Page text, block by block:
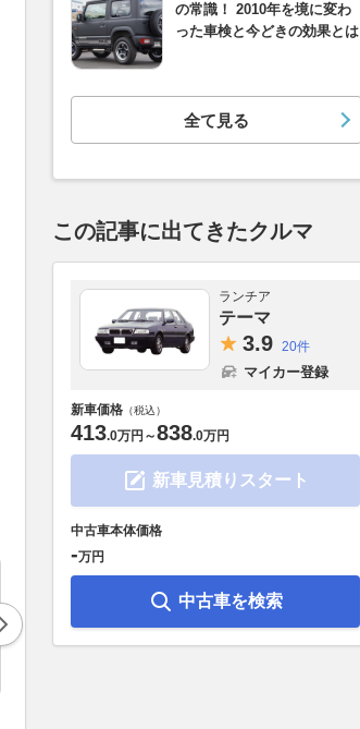
の常識！ 2010年を境に変わ
った車検と今どきの効果とは
全て見る
この記事に出てきたクルマ
ランチア
テーマ
3.9 20件
マイカー登録
新車価格 （税込）
413.0万円 ～838.0万円
新車見積りスタート
中古車本体価格
-万円
中古車を検索